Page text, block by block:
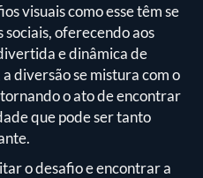
visuais como esse têm se
oferecendo aos
e dinâmica de
diversão se mistura com o
o ato de encontrar
que pode ser tanto
o desafio e encontrar a